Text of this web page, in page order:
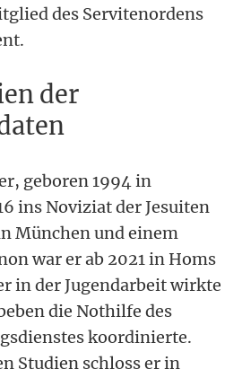
des Servitenordens
der
geboren 1994 in
ins Noviziat der Jesuiten
München und einem
war er ab 2021 in Homs
in der Jugendarbeit wirkte
die Nothilfe des
koordinierte.
Studien schloss er in